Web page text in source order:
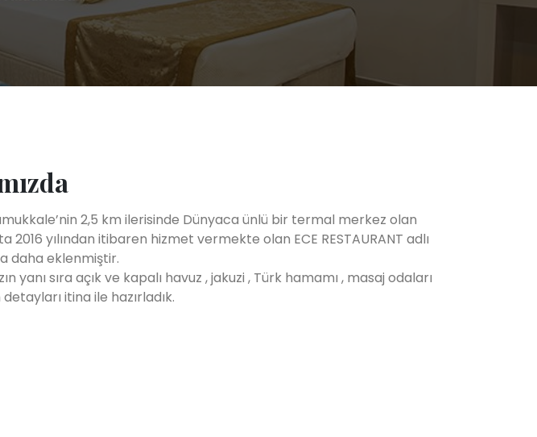
2,5 km ilerisinde Dünyaca ünlü bir termal merkez olan
yılından itibaren hizmet vermekte olan ECE RESTAURANT adlı
daha eklenmiştir.
sıra açık ve kapalı havuz , jakuzi , Türk hamamı , masaj odaları
itina ile hazırladık.